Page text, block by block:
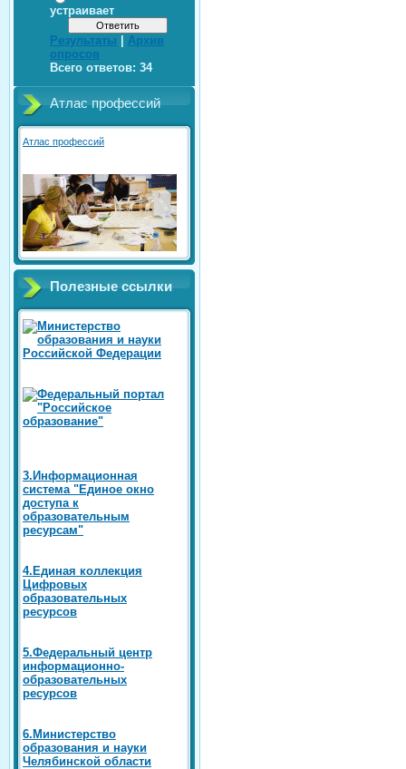
устраивает
Результаты
Архив
опросов
Всего ответов: 34
Атлас профессий
Атлас профессий
Полезные ссылки
3.Информационная
система "Единое окно
доступа к
образовательным
ресурсам"
4.Единая коллекция
Цифровых
образовательных
ресурсов
5.Федеральный центр
информационно-
образовательных
ресурсов
6.Министерство
образования и науки
Челябинской области